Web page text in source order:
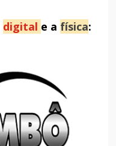
digital e a física: